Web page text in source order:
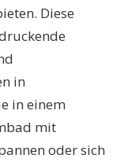
GANZE
FAMILIE
Diese
in
in einem
mit
oder sich